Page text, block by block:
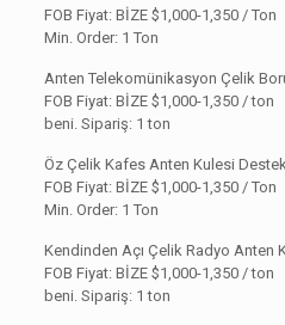
FOB Fiyat: BİZE $1,000-1,350 / Ton
Min. Order: 1 Ton
Anten Telekomünikasyon Çelik
FOB Fiyat: BİZE $1,000-1,350 / ton
beni. Sipariş: 1 ton
Öz Çelik Kafes Anten Kulesi
FOB Fiyat: BİZE $1,000-1,350 / Ton
Min. Order: 1 Ton
Kendinden Açı Çelik Radyo Anten
FOB Fiyat: BİZE $1,000-1,350 / ton
beni. Sipariş: 1 ton